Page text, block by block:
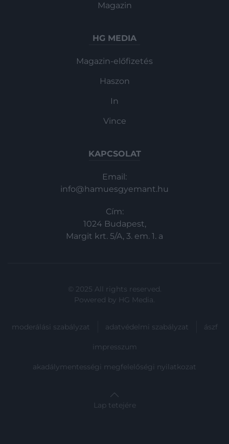
Magazin
HG MEDIA
Magazin-előfizetés
Haszon
In
Vince
KAPCSOLAT
Email:
info@hamuesgyemant.hu
Cím:
1024 Budapest,
Margit krt. 5/A, 3. em. 1. a
© 2025 All rights reserved.
Powered by HG Media.
moderálási szabályzat adatvédelmi szabályzat ászf
impresszum
akadálymentességi megfelelőségi nyilatkozat
Lap tetejére